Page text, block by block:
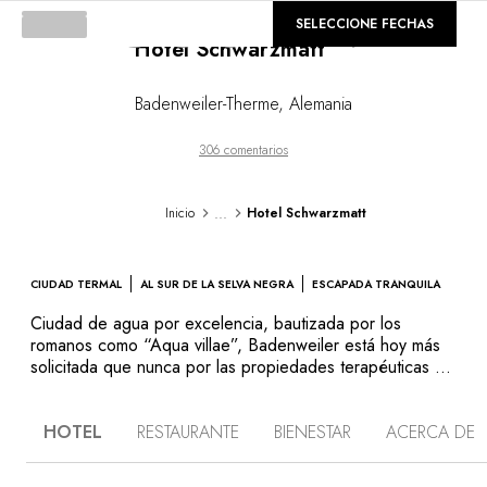
GALERÍA
Hotel Schwarzmatt
Badenweiler-Therme, Alemania
306 comentarios
Inicio ... Hotel Schwarzmatt
CIUDAD TERMAL AL SUR DE LA SELVA NEGRA ESCAPADA TRANQUILA
Ciudad de agua por excelencia, bautizada por los
romanos como “Aqua villae”, Badenweiler está hoy más
solicitada que nunca por las propiedades terapéuticas de
mediterráneas y regionales. El Spa Sano & Salvo es una
SELECCIONE FECHAS
HOTEL RESTAURANTE BIENESTAR ACERCA DE